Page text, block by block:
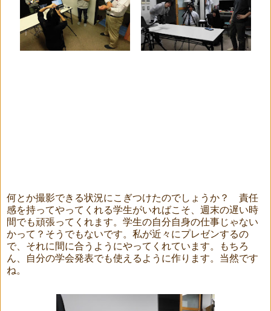
何とか撮影できる状況にこぎつけたのでしょうか？ 責任
感を持ってやってくれる学生がいればこそ、週末の遅い時
間でも頑張ってくれます。学生の自分自身の仕事じゃない
かって？そうでもないです。私が近々にプレゼンするの
で、それに間に合うようにやってくれています。もちろ
ん、自分の学会発表でも使えるように作ります。当然です
ね。